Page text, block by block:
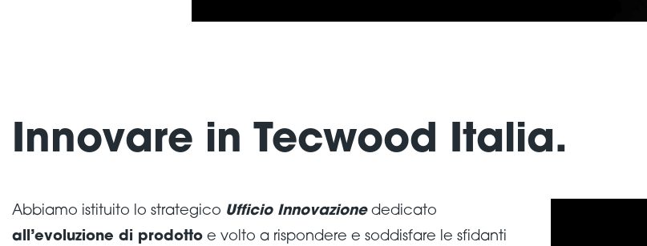
Innovare in Tecwood Italia.
Abbiamo istituito lo strategico Ufficio Innovazionededicato
all’evoluzione di prodottoe volto a rispondere e soddisfare le sfidanti